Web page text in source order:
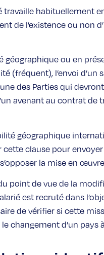
habituellement
de l’existence ou non
géographique ou en
(fréquent), l’envoi d’un
des Parties qui
avenant au contrat de
géographique
clause pour envoyer
la mise en
point de vue de la
est recruté dans
de vérifier si cette
changement d’un pays